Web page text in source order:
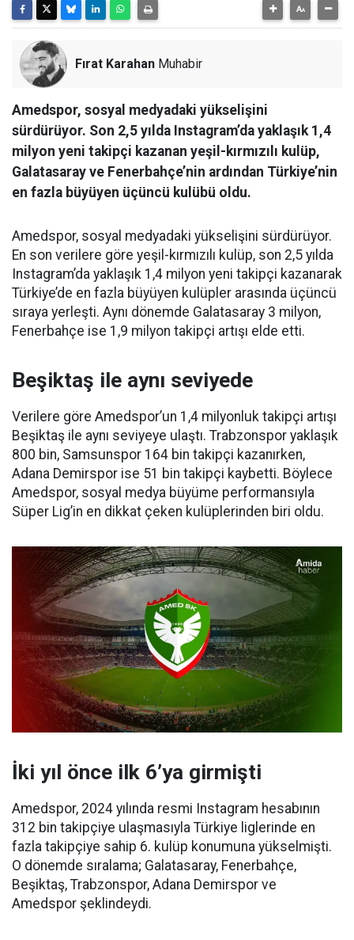
Fırat Karahan Muhabir
Amedspor, sosyal medyadaki yükselişini
sürdürüyor. Son 2,5 yılda Instagram’da yaklaşık 1,4
milyon yeni takipçi kazanan yeşil-kırmızılı kulüp,
Galatasaray ve Fenerbahçe’nin ardından Türkiye’nin
en fazla büyüyen üçüncü kulübü oldu.
Amedspor, sosyal medyadaki yükselişini sürdürüyor.
En son verilere göre yeşil-kırmızılı kulüp, son 2,5 yılda
Instagram’da yaklaşık 1,4 milyon yeni takipçi kazanarak
Türkiye’de en fazla büyüyen kulüpler arasında üçüncü
sıraya yerleşti. Aynı dönemde Galatasaray 3 milyon,
Fenerbahçe ise 1,9 milyon takipçi artışı elde etti.
Beşiktaş ile aynı seviyede
Verilere göre Amedspor’un 1,4 milyonluk takipçi artışı
Beşiktaş ile aynı seviyeye ulaştı. Trabzonspor yaklaşık
800 bin, Samsunspor 164 bin takipçi kazanırken,
Adana Demirspor ise 51 bin takipçi kaybetti. Böylece
Amedspor, sosyal medya büyüme performansıyla
Süper Lig’in en dikkat çeken kulüplerinden biri oldu.
İki yıl önce ilk 6’ya girmişti
Amedspor, 2024 yılında resmi Instagram hesabının
312 bin takipçiye ulaşmasıyla Türkiye liglerinde en
fazla takipçiye sahip 6. kulüp konumuna yükselmişti.
O dönemde sıralama; Galatasaray, Fenerbahçe,
Beşiktaş, Trabzonspor, Adana Demirspor ve
Amedspor şeklindeydi.